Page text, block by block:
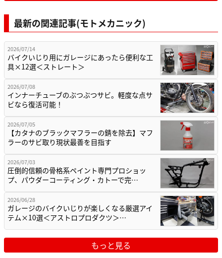
最新の関連記事(モトメカニック)
2026/07/14
バイクいじり用にガレージにあったら便利な工
具×12選＜ストレート＞
2026/07/08
インナーチューブのぶつぶつサビ。軽度な点サ
ビなら復活可能！
2026/07/05
【カタナのブラックマフラーの錆を除去】マフ
ラーのサビ取り現状最善を目指す
2026/07/03
圧倒的信頼の骨格系ペイント専門プロショッ
プ、パウダーコーティング・カトーで完…
2026/06/28
ガレージのバイクいじりが楽しくなる厳選アイ
テム×10選＜アストロプロダクツ＞…
もっと見る